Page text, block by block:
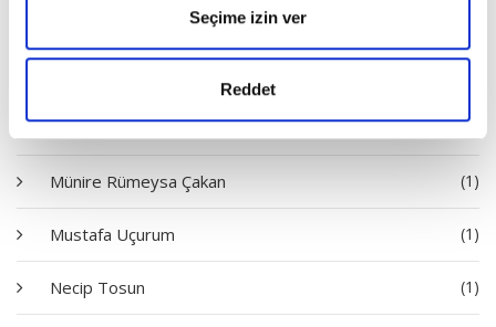
Seçime izin ver
Reddet
Mehmet Narlı (2)
Münire Rümeysa Çakan (1)
Mustafa Uçurum (1)
Necip Tosun (1)